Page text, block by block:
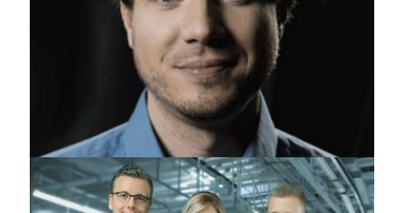
FTE AUTOMOTIVE – Recruiting-Video